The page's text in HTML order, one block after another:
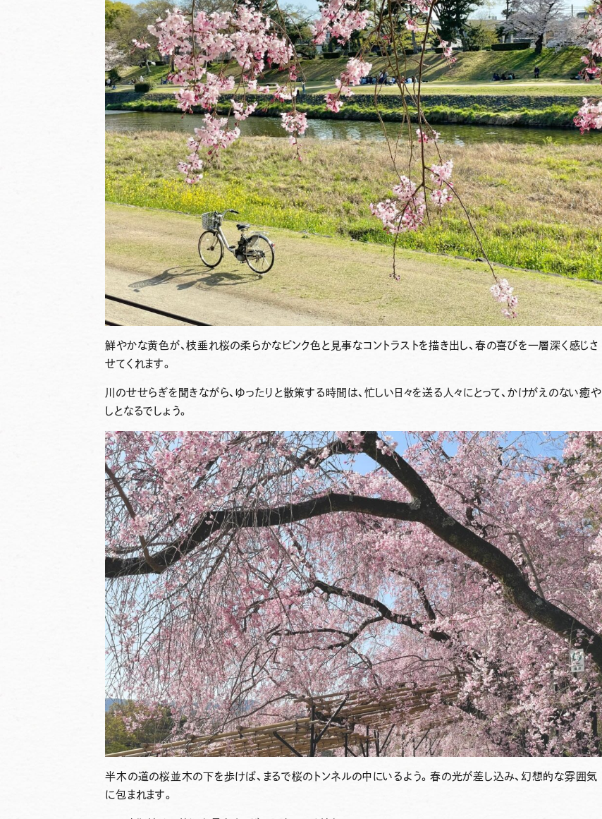
鮮やかな黄色が、枝垂れ桜の柔らかなピンク色と見事なコントラストを描き出し、春の喜びを一層深く感じさ
せてくれます。
川のせせらぎを聞きながら、ゆったりと散策する時間は、忙しい日々を送る人々にとって、かけがえのない癒や
しとなるでしょう。
半木の道の桜並木の下を歩けば、まるで桜のトンネルの中にいるよう。春の光が差し込み、幻想的な雰囲気
に包まれます。